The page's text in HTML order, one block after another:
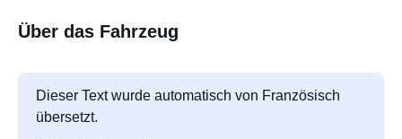
Über das Fahrzeug
Dieser Text wurde automatisch von Französisch
übersetzt.